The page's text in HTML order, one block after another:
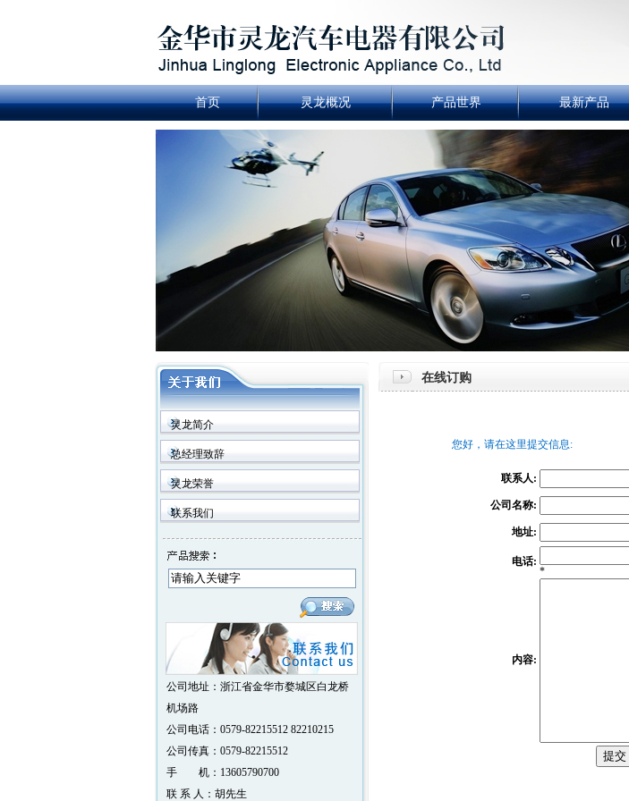
首页 灵龙概况 产品世界 最新产品
灵龙简介
总经理致辞
灵龙荣誉
联系我们
公司地址：浙江省金华市婺城区白龙桥
机场路
公司电话：0579-82215512 82210215
公司传真：0579-82215512
手 机：13605790700
联 系 人：胡先生
在线订购
您好，请在这里提交信息:
联系人:
公司名称:
地址:
电话:
*
内容: